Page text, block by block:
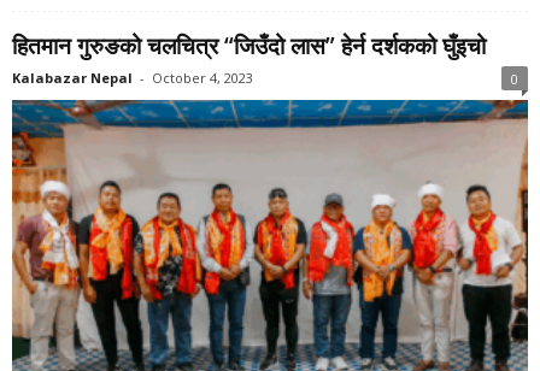
हितमान गुरुङको चलचित्र “जिउँदो लास” हेर्न दर्शकको घुँइचो
Kalabazar Nepal - October 4, 2023 0